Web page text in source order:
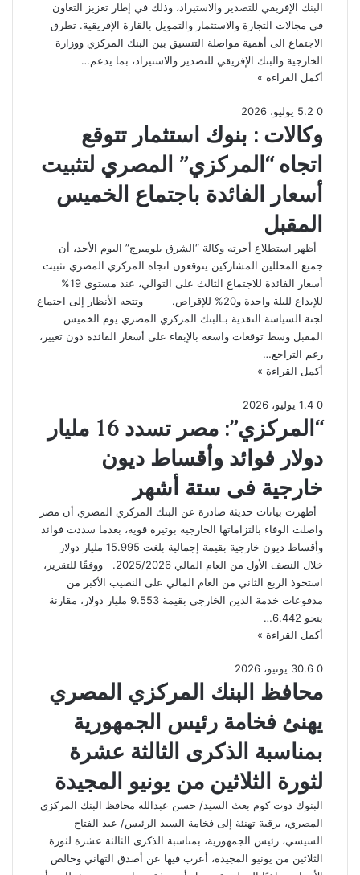
البنك الإفريقي للتصدير والاستيراد، وذلك في إطار تعزيز التعاون
في مجالات التجارة والاستثمار والتمويل بالقارة الإفريقية. تطرق
الاجتماع الى أهمية مواصلة التنسيق بين البنك المركزي ووزارة
الخارجية والبنك الإفريقي للتصدير والاستيراد، بما يدعم…
أكمل القراءة »
.5 يوليو، 2026 0
وكالات : بنوك استثمار تتوقع
اتجاه “المركزي” المصري لتثبيت
أسعار الفائدة باجتماع الخميس
المقبل
أظهر استطلاع أجرته وكالة “الشرق بلومبرج” اليوم الأحد، أن
جميع المحللين المشاركين يتوقعون اتجاه المركزي المصري تثبيت
أسعار الفائدة للاجتماع الثالث على التوالي، عند مستوى 19%
للإيداع لليلة واحدة و20% للإقراض. وتتجه الأنظار إلى اجتماع
لجنة السياسة النقدية بـالبنك المركزي المصري يوم الخميس
المقبل وسط توقعات واسعة بالإبقاء على أسعار الفائدة دون تغيير،
رغم التراجع…
أكمل القراءة »
.1 يوليو، 2026 0
“المركزي”: مصر تسدد 16 مليار
دولار فوائد وأقساط ديون
خارجية فى ستة أشهر
أظهرت بيانات حديثة صادرة عن البنك المركزي المصري أن مصر
واصلت الوفاء بالتزاماتها الخارجية بوتيرة قوية، بعدما سددت فوائد
وأقساط ديون خارجية بقيمة إجمالية بلغت 15.995 مليار دولار
خلال النصف الأول من العام المالي 2025/2026. ووفقًا للتقرير،
استحوذ الربع الثاني من العام المالي على النصيب الأكبر من
مدفوعات خدمة الدين الخارجي بقيمة 9.553 مليار دولار، مقارنة
بنحو 6.442…
أكمل القراءة »
.30 يونيو، 2026 0
محافظ البنك المركزي المصري
يهنئ فخامة رئيس الجمهورية
بمناسبة الذكرى الثالثة عشرة
لثورة الثلاثين من يونيو المجيدة
البنوك دوت كوم بعث السيد/ حسن عبدالله محافظ البنك المركزي
المصري، برقية تهنئة إلى فخامة السيد الرئيس/ عبد الفتاح
السيسي، رئيس الجمهورية، بمناسبة الذكرى الثالثة عشرة لثورة
الثلاثين من يونيو المجيدة، أعرب فيها عن أصدق التهاني وخالص